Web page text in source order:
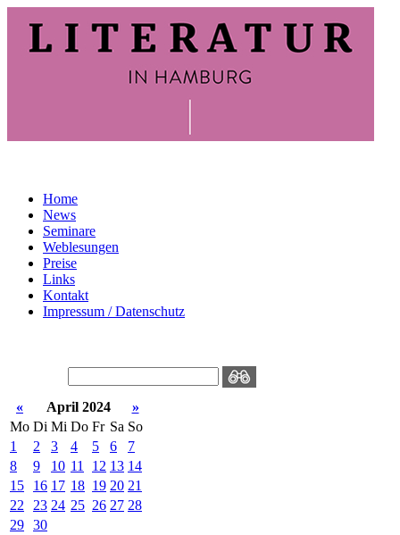
Home
News
Seminare
Weblesungen
Preise
Links
Kontakt
Impressum / Datenschutz
« April 2024
»
Mo Di Mi Do Fr Sa So
1
2 3 4 5 6
7
8
9 10 11 12 13 14
15
16 17 18 19 20 21
22
23 24 25 26 27 28
29 30